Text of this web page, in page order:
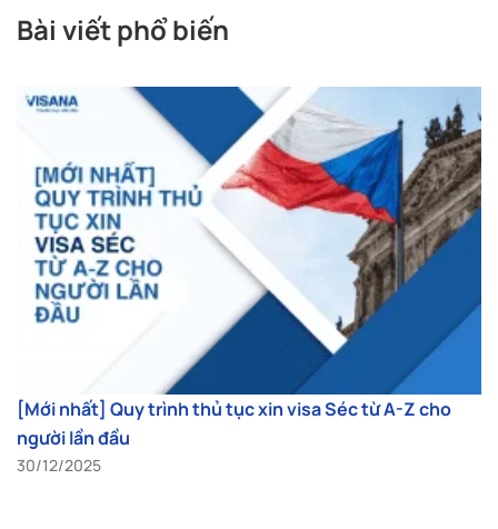
Bài viết phổ biến
[Mới nhất] Quy trình thủ tục xin visa Séc từ A-Z cho
người lần đầu
30/12/2025